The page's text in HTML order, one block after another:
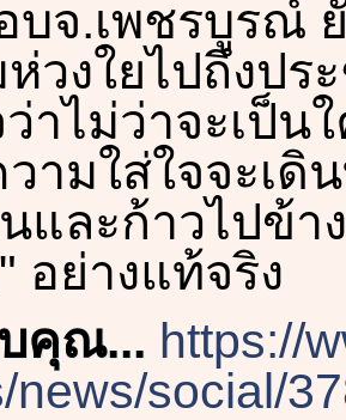
บจ.เพชรบูรณ์
วงใยไปถึงป
าไม่ว่าจะเป็น
ามใส่ใจจะเดิ
และก้าวไปข้
อย่างแท้จริง
คุณ... https://
news/social/